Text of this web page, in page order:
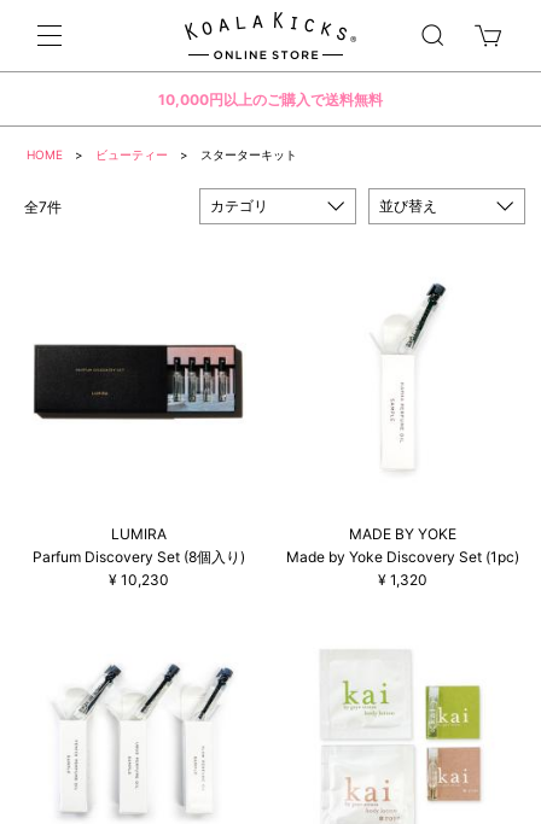
10,000円以上のご購入で送料無料
HOME > ビューティー > スターターキット
全7件 カテゴリ 並び替え
LUMIRA
Parfum Discovery Set (8個入り)
¥ 10,230
MADE BY YOKE
Made by Yoke Discovery Set (1pc)
¥ 1,320